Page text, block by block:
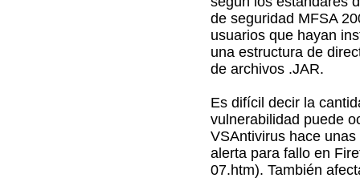
de seguridad MFSA
usuarios que hayan
una estructura de
de archivos .JAR.
Es difícil decir la
vulnerabilidad puede
VSAntivirus hace
alerta para fallo en
07.htm). También